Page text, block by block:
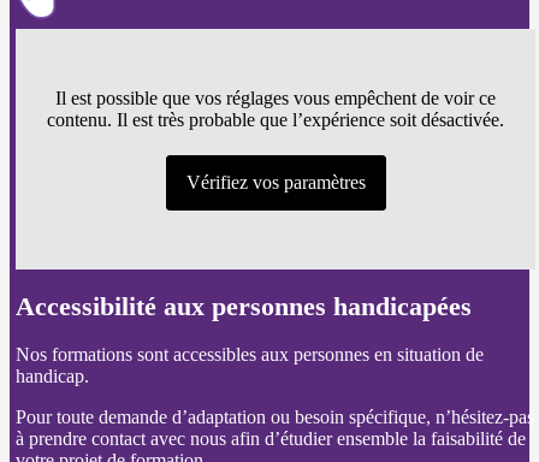
Il est possible que vos réglages vous empêchent de voir ce
contenu. Il est très probable que l’expérience soit désactivée.
Vérifiez vos paramètres
Accessibilité aux personnes handicapées
Nos formations sont accessibles aux personnes en situation de
handicap.
Pour toute demande d’adaptation ou besoin spécifique, n’hésitez-pas
à prendre contact avec nous afin d’étudier ensemble la faisabilité de